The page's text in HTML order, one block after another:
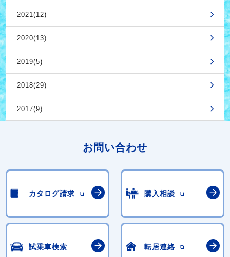
2021(12)
2020(13)
2019(5)
2018(29)
2017(9)
お問い合わせ
カタログ請求 購入相談
試乗車検索 転居連絡